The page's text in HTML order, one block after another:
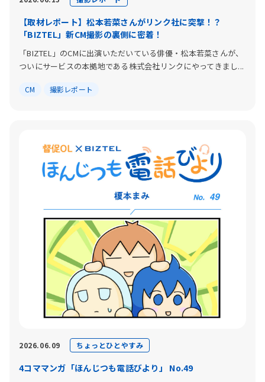
【取材レポート】松本若菜さんがリンク社に突撃！？
「BIZTEL」新CM撮影の裏側に密着！
「BIZTEL」のCMに出演いただいている俳優・松本若菜さんが、
ついにサービスの本拠地である株式会社リンクにやってきまし...
CM 撮影レポート
2026.06.09 ちょっとひとやすみ
4コママンガ「ほんじつも電話びより」 No.49